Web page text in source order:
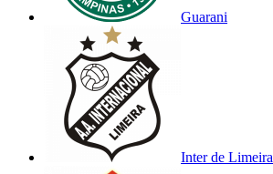
Guarani
Inter de Limeira